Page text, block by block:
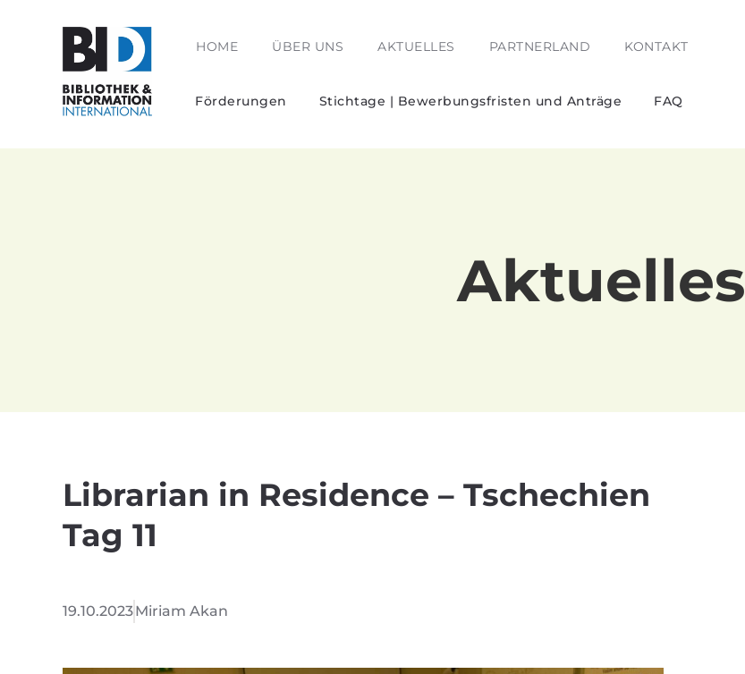
HOME ÜBER UNS AKTUELLES PARTNERLAND KONTAKT
Förderungen Stichtage | Bewerbungsfristen und Anträge FAQ
Aktuelles
Librarian in Residence – Tschechien
Tag 11
19.10.2023Miriam Akan